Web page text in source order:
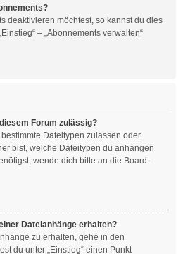
deaktivieren möchtest, so kannst du dies
– „Abonnements verwalten“
Forum zulässig?
Dateitypen zulassen oder
bist, welche Dateitypen du anhängen
wende dich bitte an die Board-
Dateianhänge erhalten?
zu erhalten, gehe in den
du unter „Einstieg“ einen Punkt